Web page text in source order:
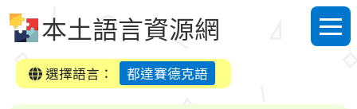
本土語言資源網
選單
選擇語言：
都達賽德克語